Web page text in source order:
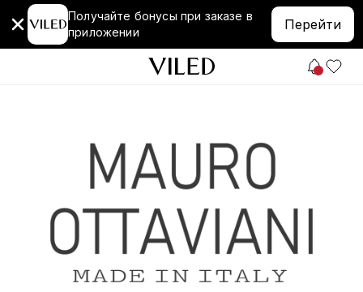
Получайте бонусы при заказе в
приложении
Перейти